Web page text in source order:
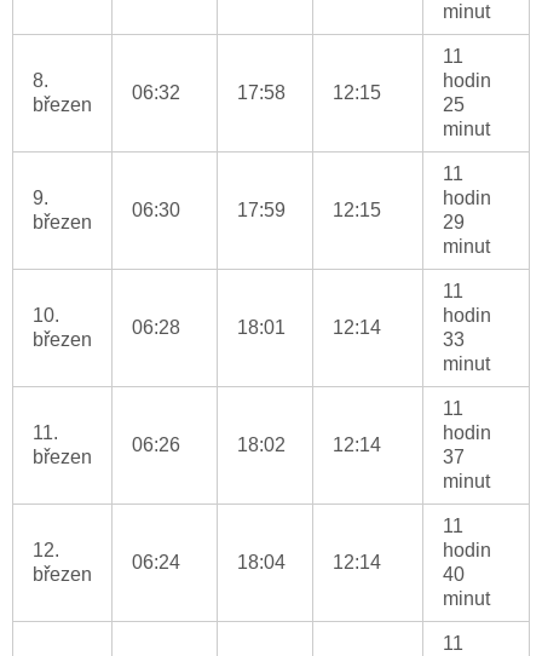
minut
8.
březen
06:32 17:58 12:15
11
hodin
25
minut
9.
březen
06:30 17:59 12:15
11
hodin
29
minut
10.
březen
06:28 18:01 12:14
11
hodin
33
minut
11.
březen
06:26 18:02 12:14
11
hodin
37
minut
12.
březen
06:24 18:04 12:14
11
hodin
40
minut
11